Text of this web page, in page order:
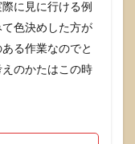
に見に行ける例
色決めした方が
る作業なのでと
のかたはこの時